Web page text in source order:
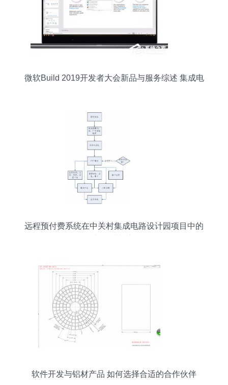
微软Build 2019开发者大会新品与服务综述 集成电
远程预付费系统在中关村集成电路设计园项目中的
软件开发与铝材产品 如何选择合适的合作伙伴